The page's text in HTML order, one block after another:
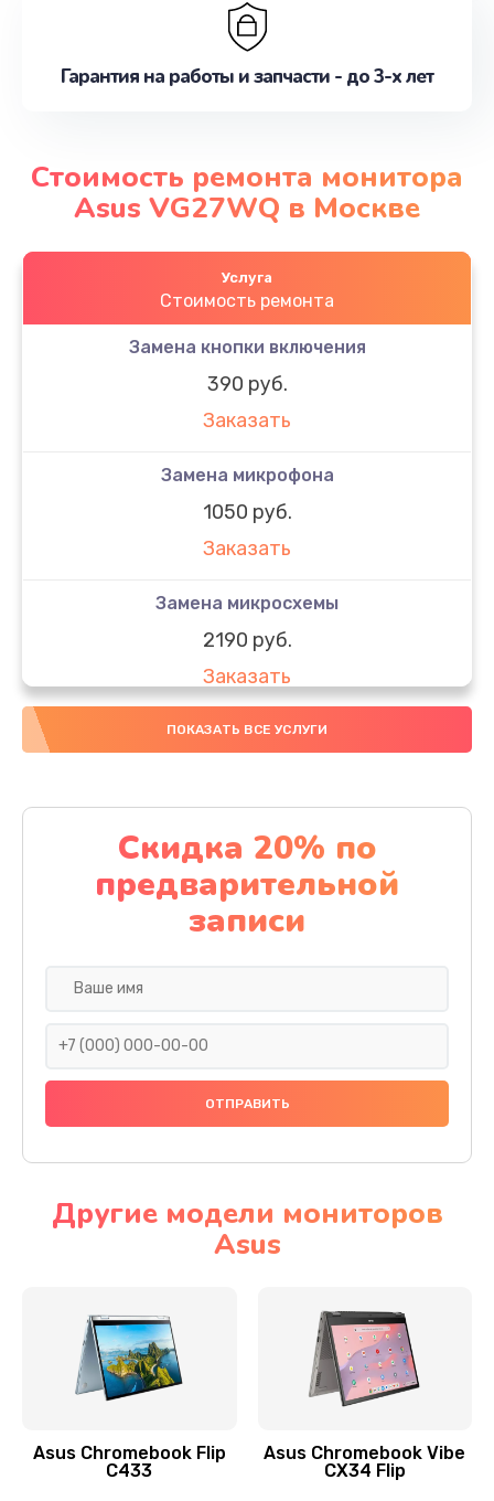
Гарантия на работы и запчасти - до 3-х лет
Стоимость ремонта монитора
Asus VG27WQ в Москве
Услуга
Стоимость ремонта
Замена кнопки включения
390 руб.
Заказать
Замена микрофона
1050 руб.
Заказать
Замена микросхемы
2190 руб.
Заказать
Замена передней камеры
Заказать
Замена полифонического динамика
390 руб.
Заказать
Сбор/Разбор
Чистка динамика и микрофонов (с разбором)
Замена кнопки Home (домой)
Заказать
ПОКАЗАТЬ ВСЕ УСЛУГИ
Скидка 20% по
предварительной
записи
Другие модели мониторов
Asus
Asus Chromebook Flip
C433
Asus Chromebook Vibe
CX34 Flip